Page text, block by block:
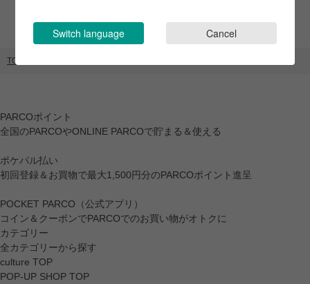
TOP
PARCOポイント
全国のPARCOやONLINE PARCOで貯まる＆使える
ポケパル払い
初回登録＆お買物で最大1,500円分のPARCOポイント進呈
POCKET PARCO（公式アプリ）
コイン＆クーポンでPARCOでのお買い物がオトクに
カテゴリー
全カテゴリーから探す
culture TOP
POP-UP SHOP TOP
Switch language Cancel